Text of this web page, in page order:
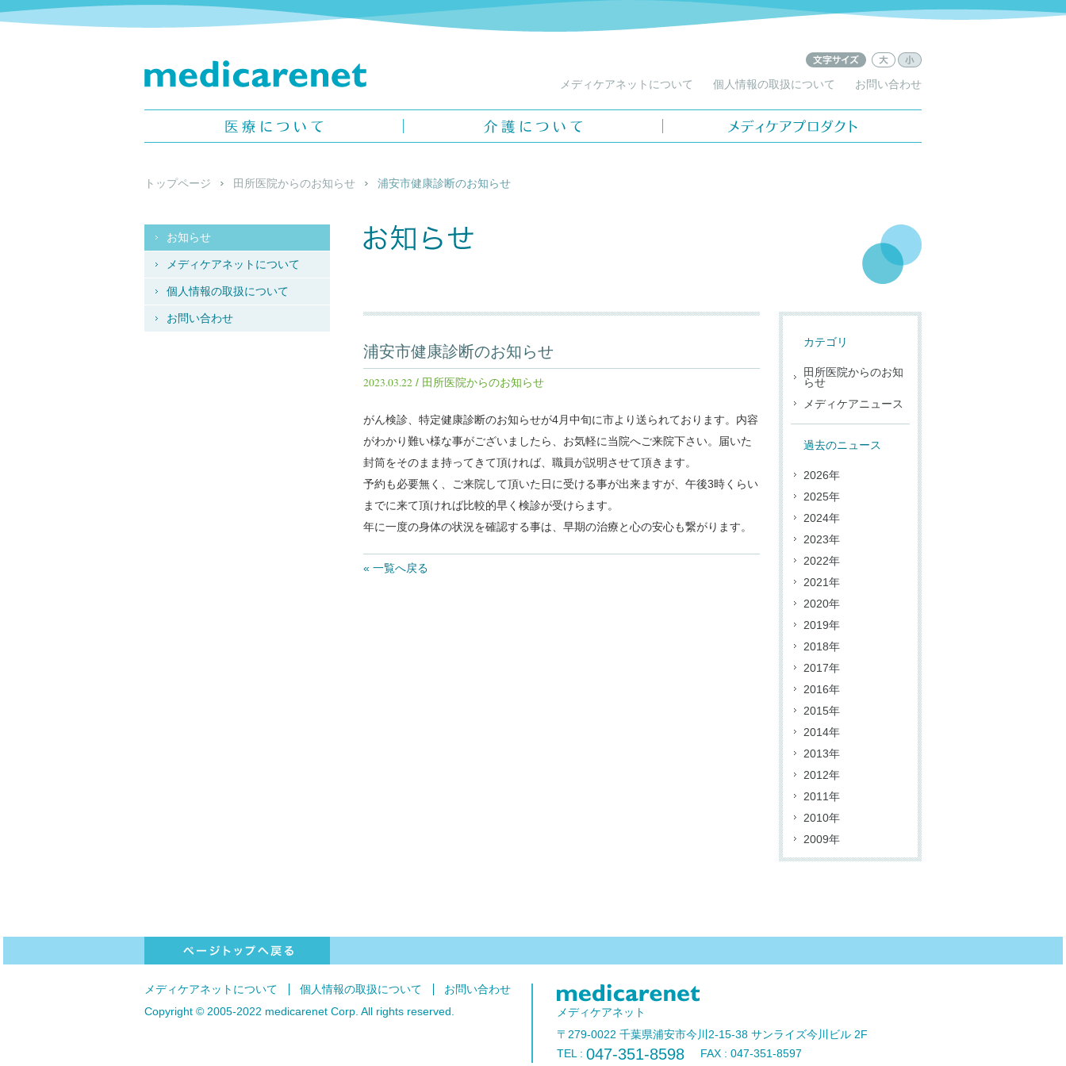
メディケアネット -
medicarenet -
文字
大
イズ：
メディケアネットについて 個人情報の取扱について お問い合わせ
トップページ 田所医院からのお知らせ 浦安市健康診断のお知らせ
お知らせ
メディケアネットについて
個人情報の取扱について
お問い合わせ
浦安市健康診断のお知らせ
2023.03.22 / 田所医院からのお知らせ
がん検診、特定健康診断のお知らせが4月中旬に市より送られております。内容
がわかり難い様な事がございましたら、お気軽に当院へご来院下さい。届いた
封筒をそのまま持ってきて頂ければ、職員が説明させて頂きます。
予約も必要無く、ご来院して頂いた日に受ける事が出来ますが、午後3時くらい
までに来て頂ければ比較的早く検診が受けらます。
年に一度の身体の状況を確認する事は、早期の治療と心の安心も繋がります。
« 一覧へ戻る
カテゴリ
田所医院からのお知
らせ
メディケアニュース
過去のニュース
2026年
2025年
2024年
2023年
2022年
2021年
2020年
2019年
2018年
2017年
2016年
2015年
2014年
2013年
2012年
2011年
2010年
2009年
メディケアネットについて
個人情報の取扱について
お問い合わせ
Copyright © 2005-2022 medicarenet Corp. All rights reserved.
メディケアネット
〒279-0022 千葉県浦安市今川2-15-38 サンライズ今川ビル 2F
TEL : 047-351-8598 FAX : 047-351-8597